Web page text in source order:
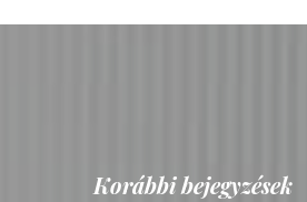
Korábbi bejegyzések